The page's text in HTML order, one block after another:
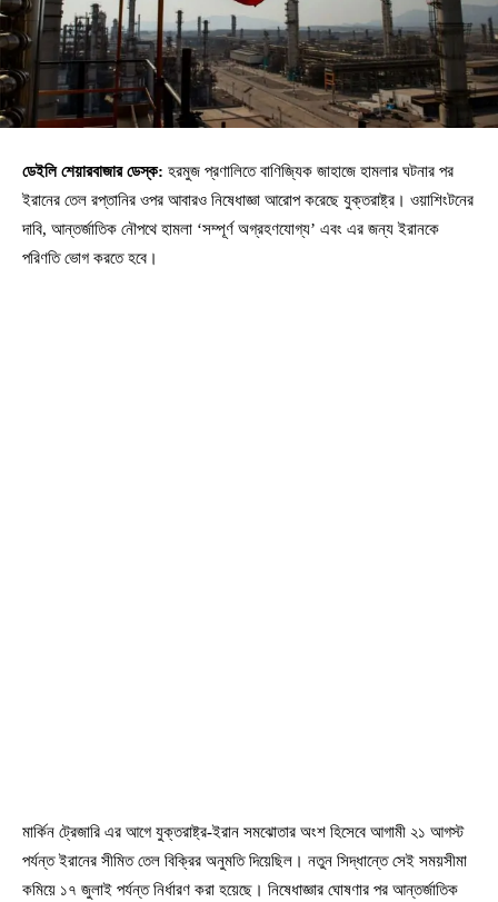
ডেইলি শেয়ারবাজার ডেস্ক: হরমুজ প্রণালিতে বাণিজ্যিক জাহাজে হামলার ঘটনার পর
ইরানের তেল রপ্তানির ওপর আবারও নিষেধাজ্ঞা আরোপ করেছে যুক্তরাষ্ট্র। ওয়াশিংটনের
দাবি, আন্তর্জাতিক নৌপথে হামলা ‘সম্পূর্ণ অগ্রহণযোগ্য’ এবং এর জন্য ইরানকে
পরিণতি ভোগ করতে হবে।
মার্কিন ট্রেজারি এর আগে যুক্তরাষ্ট্র-ইরান সমঝোতার অংশ হিসেবে আগামী ২১ আগস্ট
পর্যন্ত ইরানের সীমিত তেল বিক্রির অনুমতি দিয়েছিল। নতুন সিদ্ধান্তে সেই সময়সীমা
কমিয়ে ১৭ জুলাই পর্যন্ত নির্ধারণ করা হয়েছে। নিষেধাজ্ঞার ঘোষণার পর আন্তর্জাতিক